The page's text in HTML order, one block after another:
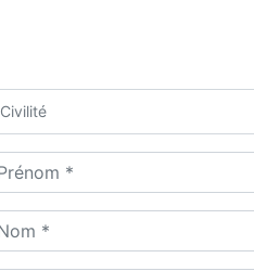
Civilité